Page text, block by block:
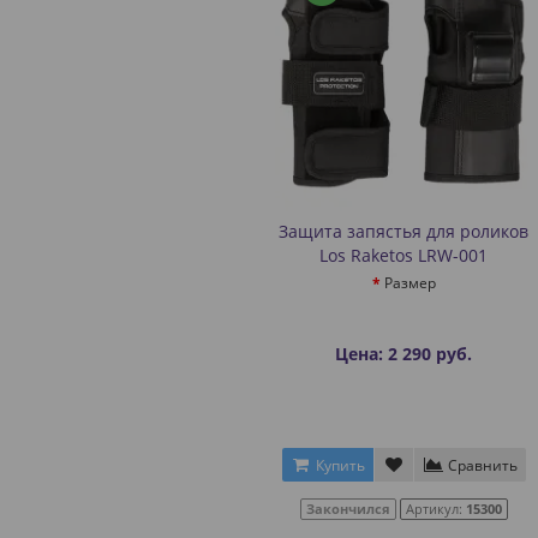
Защита запястья для роликов
Los Raketos LRW-001
Размер
Цена: 2 290 руб.
Купить Сравнить
Закончился Артикул: 15300